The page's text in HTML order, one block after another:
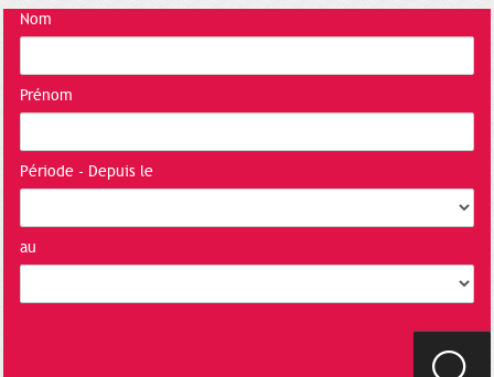
Nom
Prénom
Période - Depuis le
au